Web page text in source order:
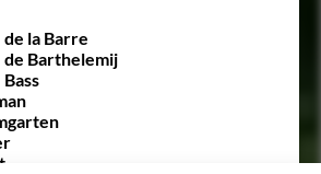
de la Barre
de Barthelemij
Bass